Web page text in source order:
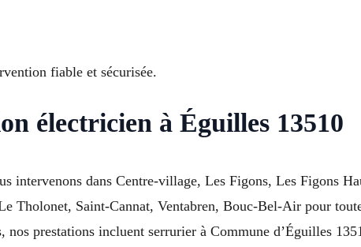
fiable et sécurisée.
électricien à Éguilles 13510
intervenons dans Centre-village, Les Figons, Les Figons
Tholonet, Saint-Cannat, Ventabren, Bouc-Bel-Air pour
prestations incluent serrurier à Commune d’Éguilles